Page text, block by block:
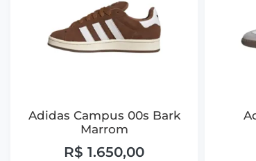
Adidas Campus 00s Bark
Marrom
R$ 1.650,00